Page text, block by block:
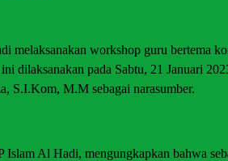
melaksanakan workshop guru bertema
dilaksanakan pada Sabtu, 21 Januari
S.I.Kom, M.M sebagai narasumber.
Al Hadi, mengungkapkan bahwa